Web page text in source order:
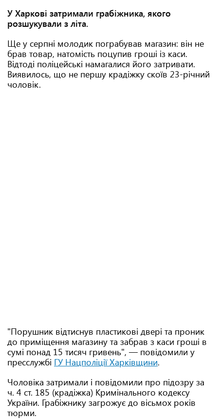
У Харкові затримали грабіжника, якого
розшукували з літа.
Ще у серпні молодик пограбував магазин: він не
брав товар, натомість поцупив гроші із каси.
Відтоді поліцейські намагалися його затривати.
Виявилось, що не першу крадіжку скоїв 23-річний
чоловік.
"Порушник відтиснув пластикові двері та проник
до приміщення магазину та забрав з каси гроші в
сумі понад 15 тисяч гривень", — повідомили у
пресслужбі ГУ Нацполіції Харківщини.
Чоловіка затримали і повідомили про підозру за
ч. 4 ст. 185 (крадіжка) Кримінального кодексу
України. Грабіжнику загрожує до вісьмох років
тюрми.